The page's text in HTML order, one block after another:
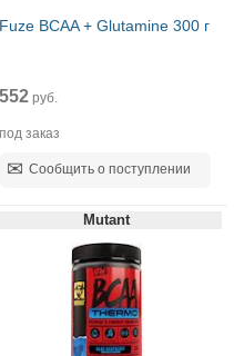
Fuze BCAA + Glutamine 300 г
552 руб.
под заказ
Сообщить о поступлении
Mutant